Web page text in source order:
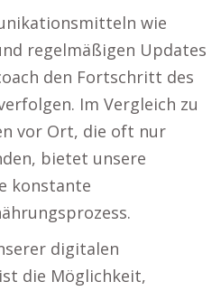
wie
regelmäßigen Updates
den Fortschritt des
Im Vergleich zu
vor Ort, die oft nur
bietet unsere
konstante
digitalen
die Möglichkeit,